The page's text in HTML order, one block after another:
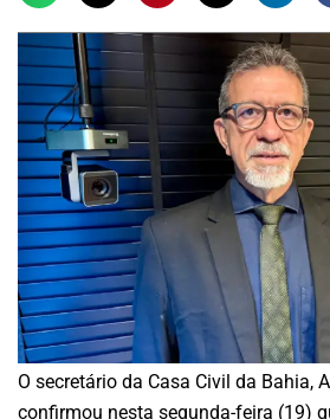
O secretário da Casa Civil da Bahia,
confirmou nesta segunda-feira (19)